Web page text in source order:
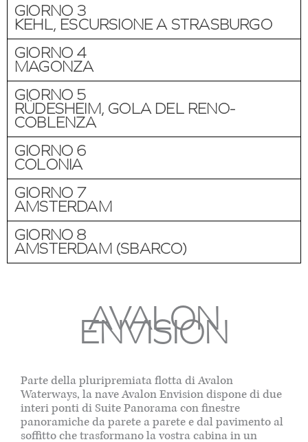
GIORNO 3
KEHL, ESCURSIONE A STRASBURGO
GIORNO 4
MAGONZA
GIORNO 5
RÜDESHEIM, GOLA DEL RENO-
COBLENZA
GIORNO 6
COLONIA
GIORNO 7
AMSTERDAM
GIORNO 8
AMSTERDAM (SBARCO)
AVALON
ENVISION
Parte della pluripremiata flotta di Avalon
Waterways, la nave Avalon Envision dispone di due
interi ponti di Suite Panorama con finestre
panoramiche da parete a parete e dal pavimento al
soffitto che trasformano la vostra cabina in un